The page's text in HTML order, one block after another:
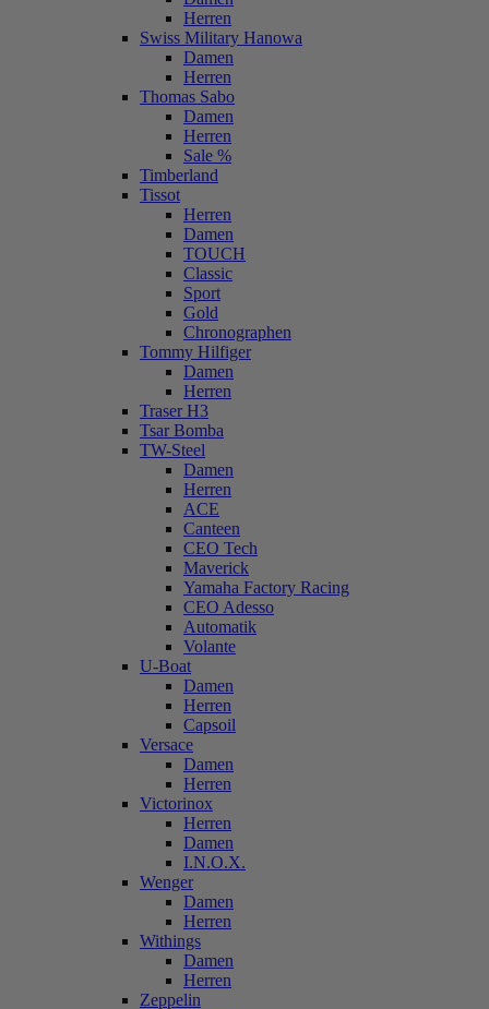
Herren
Swiss Military Hanowa
Damen
Herren
Thomas Sabo
Damen
Herren
Sale %
Timberland
Tissot
Herren
Damen
TOUCH
Classic
Sport
Gold
Chronographen
Tommy Hilfiger
Damen
Herren
Traser H3
Tsar Bomba
TW-Steel
Damen
Herren
ACE
Canteen
CEO Tech
Maverick
Yamaha Factory Racing
CEO Adesso
Automatik
Volante
U-Boat
Damen
Herren
Capsoil
Versace
Damen
Herren
Victorinox
Herren
Damen
I.N.O.X.
Wenger
Damen
Herren
Withings
Damen
Herren
Zeppelin